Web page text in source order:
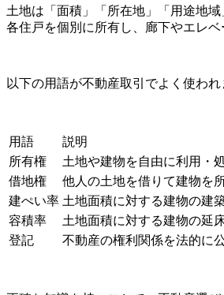
土地は「面積」「所在地」「用途地
各住戸を個別に所有し、廊下やエレ
以下の用語が不動産取引でよく使われ
用語
説明
所有権
土地や建物を自由に利用・
借地権
他人の土地を借りて建物を
建ぺい率 土地面積に対する建物の建
容積率
土地面積に対する建物の延
登記
不動産の権利関係を法的に